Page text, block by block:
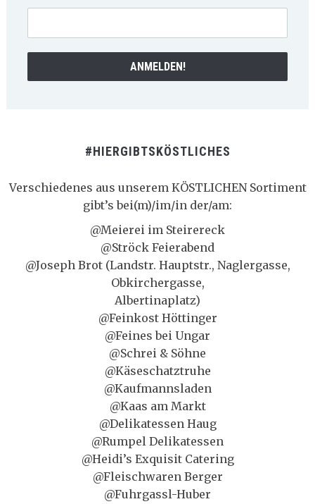
#HIERGIBTSKÖSTLICHES
Verschiedenes aus unserem KÖSTLICHEN Sortiment
gibt’s bei(m)/im/in der/am:
@Meierei im Steirereck
@Ströck Feierabend
@Joseph Brot (Landstr. Hauptstr., Naglergasse,
Obkirchergasse,
Albertinaplatz)
@Feinkost Höttinger
@Feines bei Ungar
@Schrei & Söhne
@Käseschatztruhe
@Kaufmannsladen
@Kaas am Markt
@Delikatessen Haug
@Rumpel Delikatessen
@Heidi’s Exquisit Catering
@Fleischwaren Berger
@Fuhrgassl-Huber